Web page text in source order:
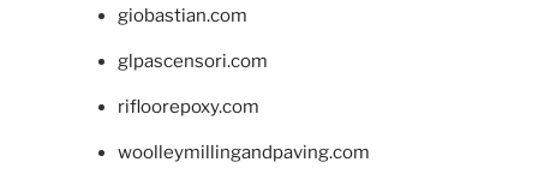
giobastian.com
glpascensori.com
rifloorepoxy.com
woolleymillingandpaving.com